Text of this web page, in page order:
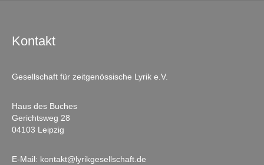
Kontakt
Gesellschaft für zeitgenössische Lyrik e.V.
Haus des Buches
Gerichtsweg 28
04103 Leipzig
E-Mail: kontakt@lyrikgesellschaft.de